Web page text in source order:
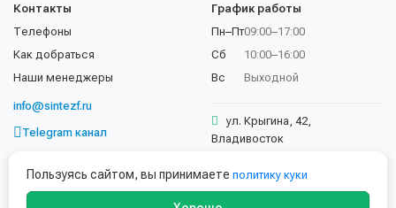
Контакты
Телефоны
Как добраться
Наши менеджеры
info@sintezf.ru
Telegram канал
График работы
Пн–Пт
Сб
Вс
09:00–17:00
10:00–16:00
Выходной
ул. Крыгина, 42,
Владивосток
Пользуясь сайтом, вы принимаете политику куки